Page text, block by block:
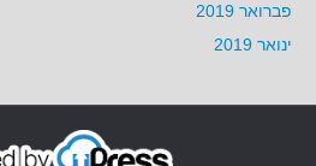
פברואר 2019
ינואר 2019